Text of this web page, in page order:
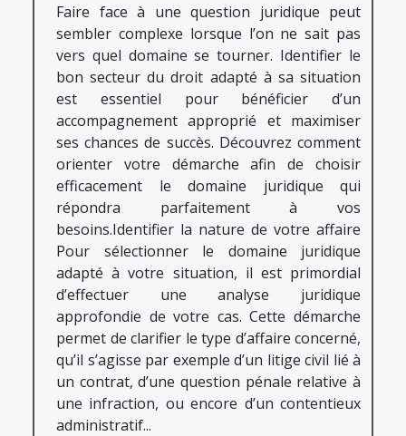
Faire face à une question juridique peut
sembler complexe lorsque l’on ne sait pas
vers quel domaine se tourner. Identifier le
bon secteur du droit adapté à sa situation
est essentiel pour bénéficier d’un
accompagnement approprié et maximiser
ses chances de succès. Découvrez comment
orienter votre démarche afin de choisir
efficacement le domaine juridique qui
répondra parfaitement à vos
besoins.Identifier la nature de votre affaire
Pour sélectionner le domaine juridique
adapté à votre situation, il est primordial
d’effectuer une analyse juridique
approfondie de votre cas. Cette démarche
permet de clarifier le type d’affaire concerné,
qu’il s’agisse par exemple d’un litige civil lié à
un contrat, d’une question pénale relative à
une infraction, ou encore d’un contentieux
administratif...